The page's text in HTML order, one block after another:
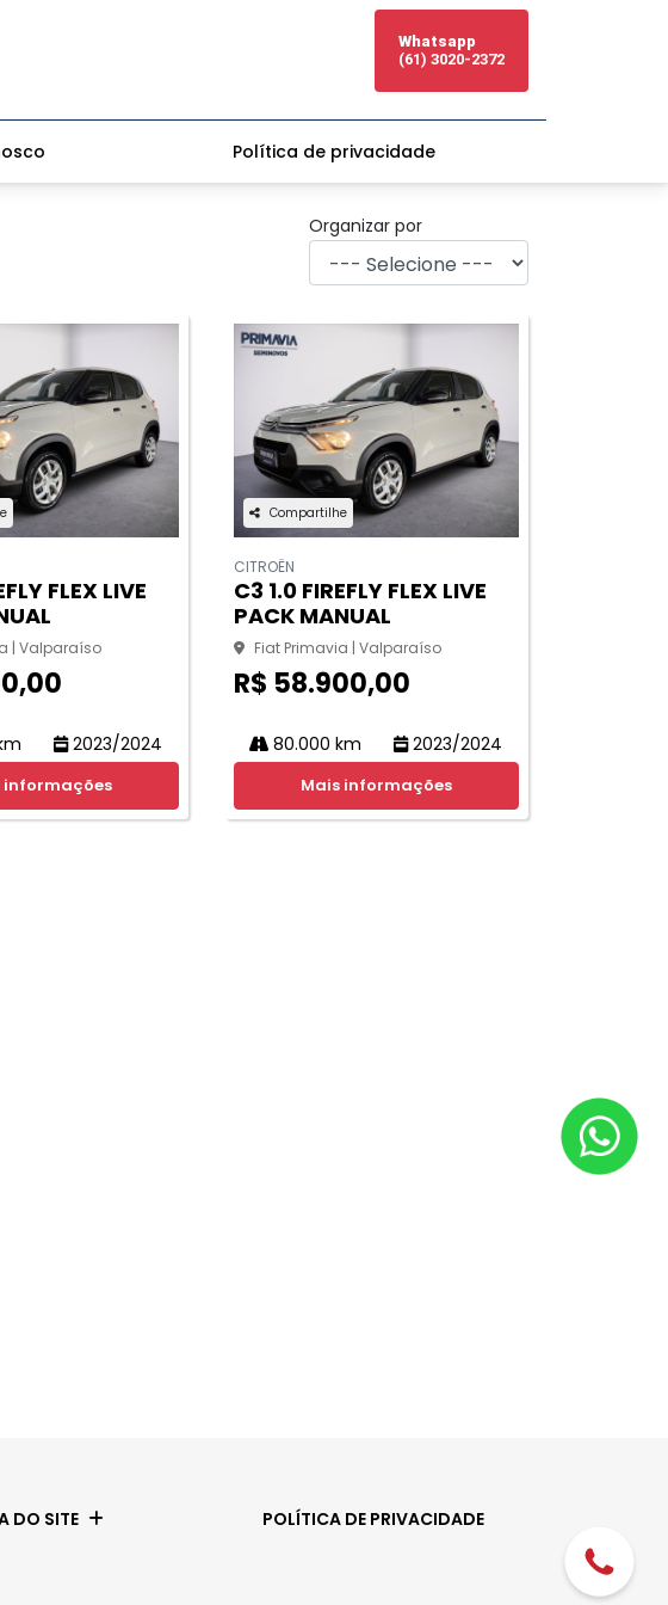
Whatsapp
(61) 3020-2372
Política de privacidade
Organizar por
FLEX LIVE
| Valparaíso
2023/2024
informações
Compartilhe
CITROËN
C3 1.0 FIREFLY FLEX LIVE
PACK MANUAL
Fiat Primavia | Valparaíso
R$ 58.900,00
80.000 km 2023/2024
Mais informações
DO SITE POLÍTICA DE PRIVACIDADE